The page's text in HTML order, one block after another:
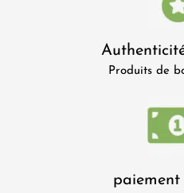
Produits de
paiement